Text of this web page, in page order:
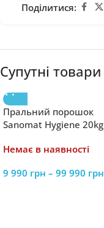
Поділитися:
Супутні товари
Пральний порошок
Sanomat Hygiene 20kg
Немає в наявності
9 990 грн – 99 990 грн